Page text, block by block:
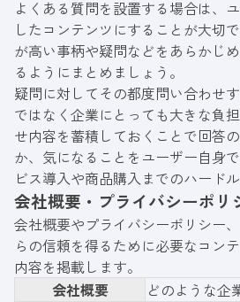
よくある質問を設置する場合は、
したコンテンツにすることが大切
が高い事柄や疑問などをあらかじ
るようにまとめましょう。
疑問に対してその都度問い合わせ
ではなく企業にとっても大きな負
せ内容を蓄積しておくことで回答
か、気になることをユーザー自身
ビス導入や商品購入までのハード
会社概要・プライバシーポリ
会社概要やプライバシーポリシー
らの信頼を得るために必要なコン
内容を掲載します。
会社概要
どのような企